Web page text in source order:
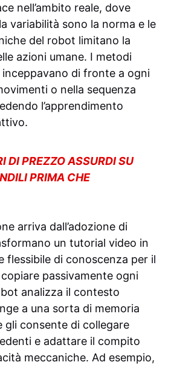
nell’ambito reale, dove
variabilità sono la norma e le
del robot limitano la
azioni umane. I metodi
di fronte a ogni
o nella sequenza
l’apprendimento
DI PREZZO ASSURDI SU
PRIMA CHE
arriva dall’adozione di
un tutorial video in
flessibile di conoscenza per il
passivamente ogni
analizza il contesto
a una sorta di memoria
gli consente di collegare
e adattare il compito
meccaniche. Ad esempio,